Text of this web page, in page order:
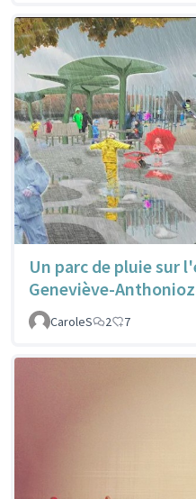
Un parc de pluie sur
Geneviève-
CaroleS
2 7